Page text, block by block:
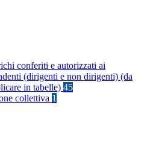
conferiti e autorizzati ai
(dirigenti e non dirigenti) (da
in tabelle) 45
collettiva 1